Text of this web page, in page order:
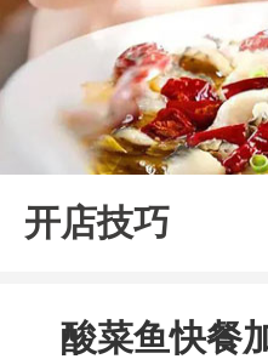
开店技巧
酸菜鱼快餐